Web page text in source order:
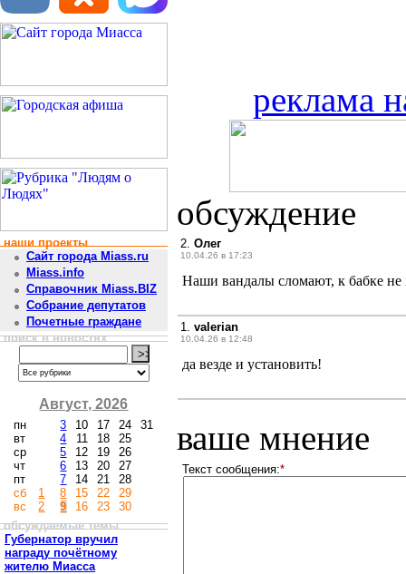
наши проекты
Сайт города Miass.ru
Miass.info
Справочник Miass.BIZ
Собрание депутатов
Почетные граждане
поиск в новостях
Август, 2026
пн
вт
ср
чт
пт
сб
вс
1
2
3
4
5
6
7
8
9
10
11
12
13
14
15
16
17
18
19
20
21
22
23
24
25
26
27
28
29
30
31
обсуждаемые темы
Губернатор вручил
награду почётному
жителю Миасса
реклама
обсуждение
2. Олег
10.04.26 в 17:23
Наши вандалы сломают, к бабке не
1. valerian
10.04.26 в 12:48
да везде и установить!
ваше мнение
Текст сообщения:*